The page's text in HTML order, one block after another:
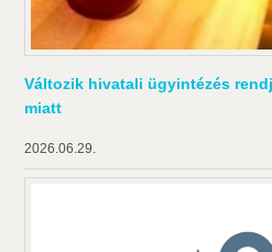
Változik hivatali ügyintézés
miatt
2026.06.29.